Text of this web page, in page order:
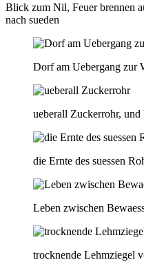
Blick zum Nil, Feuer brennen
nach sueden
Dorf am Uebergang zur
ueberall Zuckerrohr,
die Ernte des suessen
Leben zwischen
trocknende Lehmziegel